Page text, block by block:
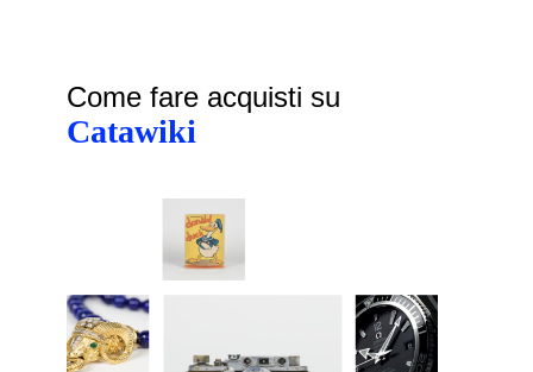
Come fare acquisti su
Catawiki